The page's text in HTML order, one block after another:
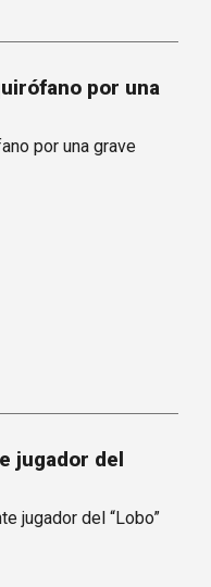
por una
jugador del